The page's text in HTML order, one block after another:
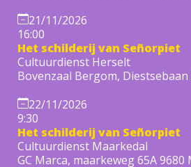
21/11/2026
16:00
Het schilderij van Señorpiet
Cultuurdienst Herselt
Bovenzaal Bergom,
22/11/2026
9:30
Het schilderij van Señorpiet
Cultuurdienst Maarkedal
GC Marca, maarkeweg 65A 9680